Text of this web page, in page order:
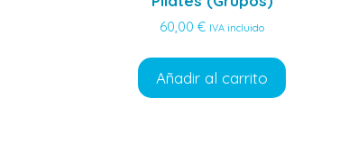
60,00€ IVA incluido
Añadir al carrito